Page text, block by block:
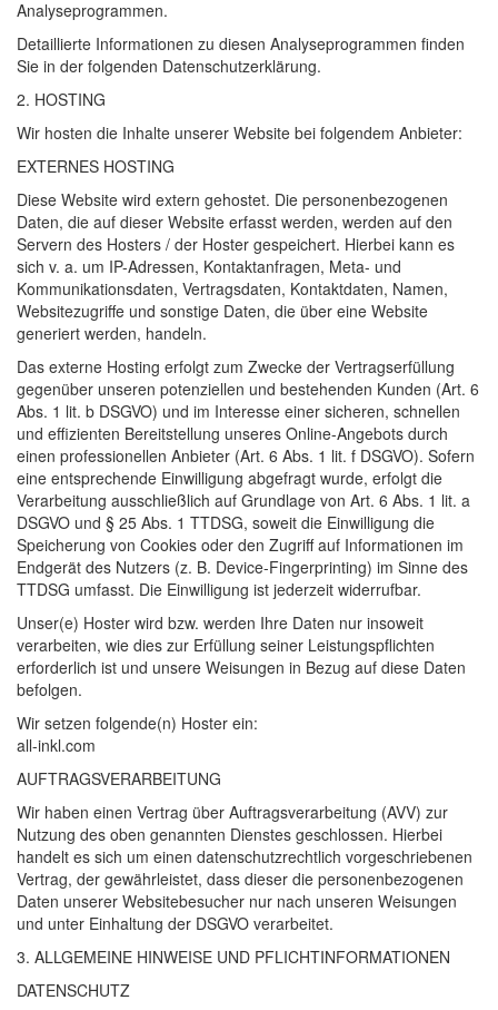
Analyseprogrammen.
Detaillierte Informationen zu diesen Analyseprogrammen finden
Sie in der folgenden Datenschutzerklärung.
2. HOSTING
Wir hosten die Inhalte unserer Website bei folgendem Anbieter:
EXTERNES HOSTING
Diese Website wird extern gehostet. Die personenbezogenen
Daten, die auf dieser Website erfasst werden, werden auf den
Servern des Hosters / der Hoster gespeichert. Hierbei kann es
sich v. a. um IP-Adressen, Kontaktanfragen, Meta- und
Kommunikationsdaten, Vertragsdaten, Kontaktdaten, Namen,
Websitezugriffe und sonstige Daten, die über eine Website
generiert werden, handeln.
Das externe Hosting erfolgt zum Zwecke der Vertragserfüllung
gegenüber unseren potenziellen und bestehenden Kunden (Art. 6
Abs. 1 lit. b DSGVO) und im Interesse einer sicheren, schnellen
und effizienten Bereitstellung unseres Online-Angebots durch
einen professionellen Anbieter (Art. 6 Abs. 1 lit. f DSGVO). Sofern
eine entsprechende Einwilligung abgefragt wurde, erfolgt die
Verarbeitung ausschließlich auf Grundlage von Art. 6 Abs. 1 lit. a
DSGVO und § 25 Abs. 1 TTDSG, soweit die Einwilligung die
Speicherung von Cookies oder den Zugriff auf Informationen im
Endgerät des Nutzers (z. B. Device-Fingerprinting) im Sinne des
TTDSG umfasst. Die Einwilligung ist jederzeit widerrufbar.
Unser(e) Hoster wird bzw. werden Ihre Daten nur insoweit
verarbeiten, wie dies zur Erfüllung seiner Leistungspflichten
erforderlich ist und unsere Weisungen in Bezug auf diese Daten
befolgen.
Wir setzen folgende(n) Hoster ein:
all-inkl.com
AUFTRAGSVERARBEITUNG
Wir haben einen Vertrag über Auftragsverarbeitung (AVV) zur
Nutzung des oben genannten Dienstes geschlossen. Hierbei
handelt es sich um einen datenschutzrechtlich vorgeschriebenen
Vertrag, der gewährleistet, dass dieser die personenbezogenen
Daten unserer Websitebesucher nur nach unseren Weisungen
und unter Einhaltung der DSGVO verarbeitet.
3. ALLGEMEINE HINWEISE UND PFLICHT­INFORMATIONEN
DATENSCHUTZ